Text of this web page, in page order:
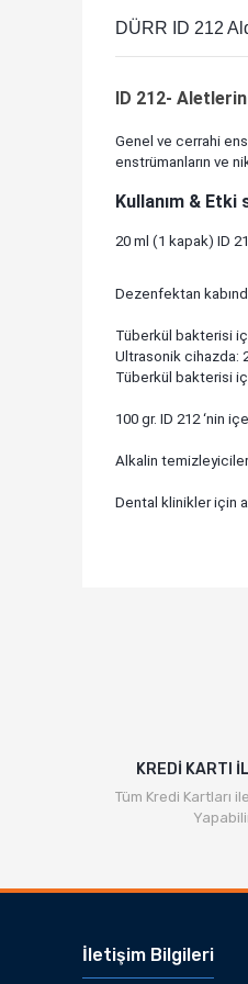
DÜRR ID 212
ID 212-
Genel ve cerrahi
enstrümanların ve
Kullanım & Etki
20 ml (1 kapak) ID
Dezenfektan
Tüberkül
Ultrasonik
Tüberkül bakterisi
100 gr. ID 212 ‘nin
Alkalin
Dental klinikler için
Bu ürüne
KREDİ KARTI
Tüm Kredi Kartları
İletişim Bilgileri